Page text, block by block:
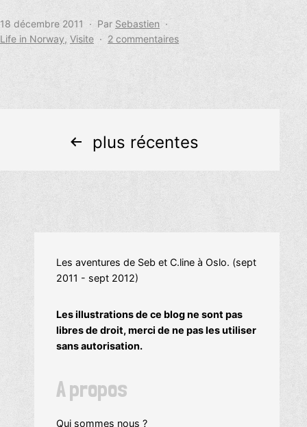
Publié
le
18 décembre 2011 Par Sebastien
Catégorisé
Life in Norway, Visite 2 commentairessur
Navigation
des
articles
plus récentes
Les aventures de Seb et C.line à Oslo. (sept
2011 - sept 2012)
Les illustrations de ce blog ne sont pas
libres de droit, merci de ne pas les utiliser
sans autorisation.
A propos
Qui sommes nous ?